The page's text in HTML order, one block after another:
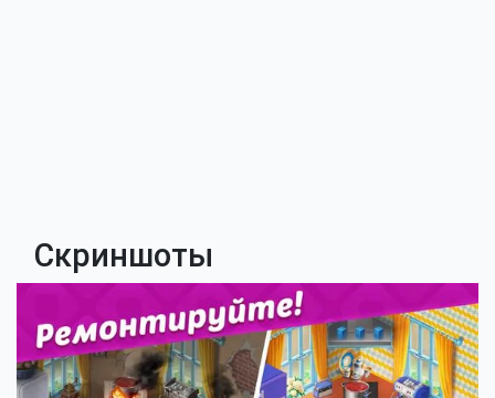
Скриншоты